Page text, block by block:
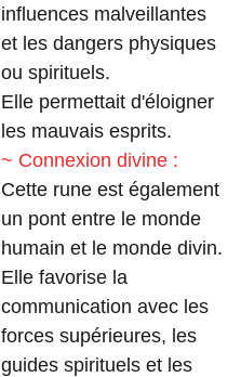
influences malveillantes
et les dangers physiques
ou spirituels.
Elle permettait d'éloigner
les mauvais esprits.
~ Connexion divine :
Cette rune est également
un pont entre le monde
humain et le monde divin.
Elle favorise la
communication avec les
forces supérieures, les
guides spirituels et les